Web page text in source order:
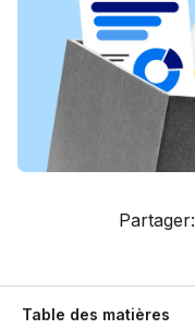
Partager:
Table des matières